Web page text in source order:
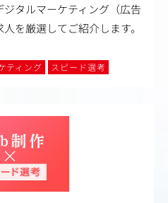
タルマーケティング（広告
を厳選してご紹介します。
ティング スピード選考